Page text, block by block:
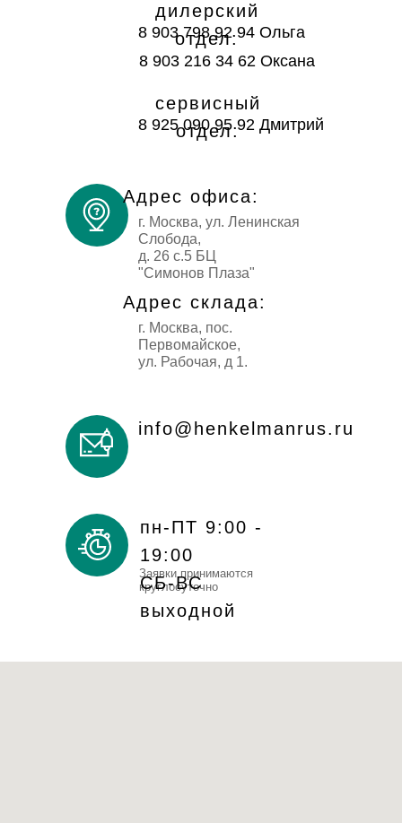
г. Москва, ул. Ленинская
Слобода,
д. 26 с.5 БЦ
"Симонов Плаза"
info@henkelmanrus.ru
пн-ПТ 9:00 -
19:00
СБ-ВС
выходной
Заявки принимаются
круглосуточно
Адрес офиса:
Адрес склада:
г. Москва, пос.
Первомайское,
ул. Рабочая, д 1.
дилерский
отдел:
8 903 216 34 62 Оксана
8 903 798 92 94 Ольга
сервисный
отдел:
8 925 090 95 92 Дмитрий